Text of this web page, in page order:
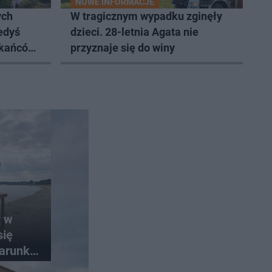
W tragicznym wypadku zginęły
dzieci. 28-letnia Agata nie
przyznaje się do winy
w